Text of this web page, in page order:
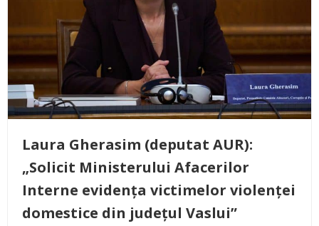
Laura Gherasim (deputat AUR):
„Solicit Ministerului Afacerilor
Interne evidența victimelor violenței
domestice din județul Vaslui”